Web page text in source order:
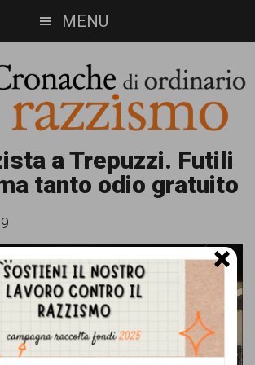
MENU
a Trepuzzi. Futili
tanto odio gratuito
×